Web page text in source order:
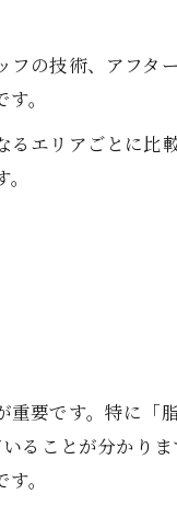
の技術、アフタ
。
エリアごとに比
要です。特に「
ることが分かり
。